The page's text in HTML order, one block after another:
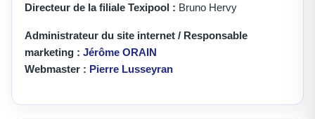
Directeur de la filiale Texipool : Bruno Hervy
Administrateur du site internet / Responsable
marketing : Jérôme ORAIN
Webmaster : Pierre Lusseyran